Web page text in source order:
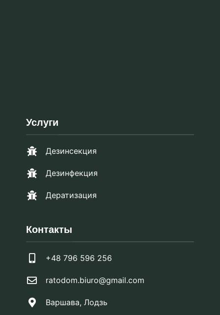
Услуги
Дезинсекция
Дезинфекция
Дератизация
Контакты
+48 796 596 256
ratodom.biuro@gmail.com
Варшава, Лодзь